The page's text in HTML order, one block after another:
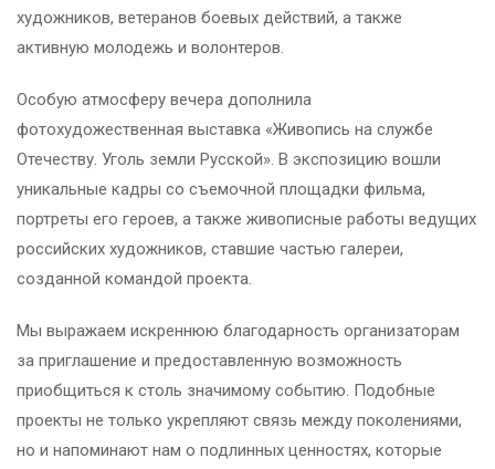
художников, ветеранов боевых действий, а также
активную молодежь и волонтеров.
Особую атмосферу вечера дополнила
фотохудожественная выставка «Живопись на службе
Отечеству. Уголь земли Русской». В экспозицию вошли
уникальные кадры со съемочной площадки фильма,
портреты его героев, а также живописные работы ведущих
российских художников, ставшие частью галереи,
созданной командой проекта.
Мы выражаем искреннюю благодарность организаторам
за приглашение и предоставленную возможность
приобщиться к столь значимому событию. Подобные
проекты не только укрепляют связь между поколениями,
но и напоминают нам о подлинных ценностях, которые